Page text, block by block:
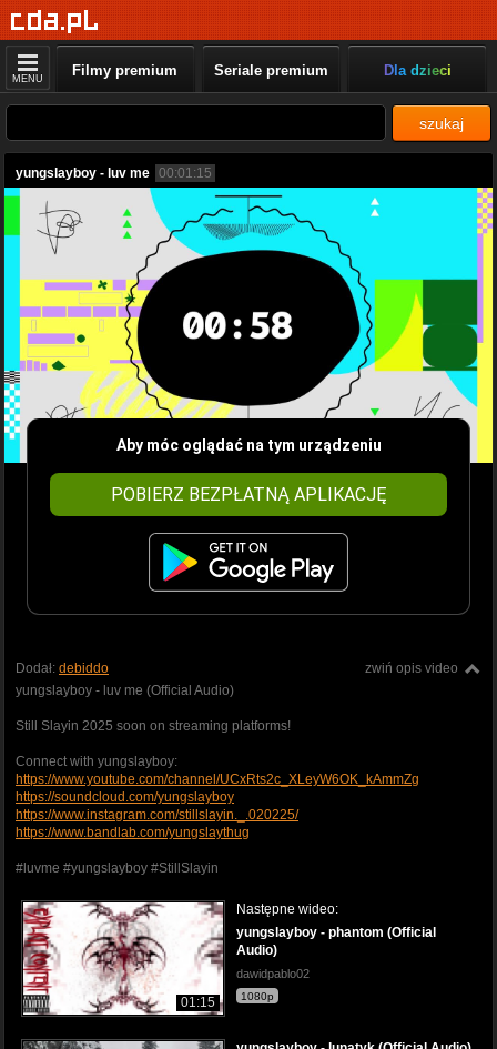
MENU Filmy premium Seriale premium Dla dzieci
szukaj
yungslayboy - luv me 00:01:15
Aby móc oglądać na tym urządzeniu
POBIERZ BEZPŁATNĄ APLIKACJĘ
zwiń opis video
Dodał: debiddo
yungslayboy - luv me (Official Audio)
Still Slayin 2025 soon on streaming platforms!
Connect with yungslayboy:
https://www.youtube.com/channel/UCxRts2c_XLeyW6OK_kAmmZg
https://soundcloud.com/yungslayboy
https://www.instagram.com/stillslayin._.020225/
https://www.bandlab.com/yungslaythug
#luvme #yungslayboy #StillSlayin
01:15
Następne wideo:
yungslayboy - phantom (Official
Audio)
dawidpablo02
1080p